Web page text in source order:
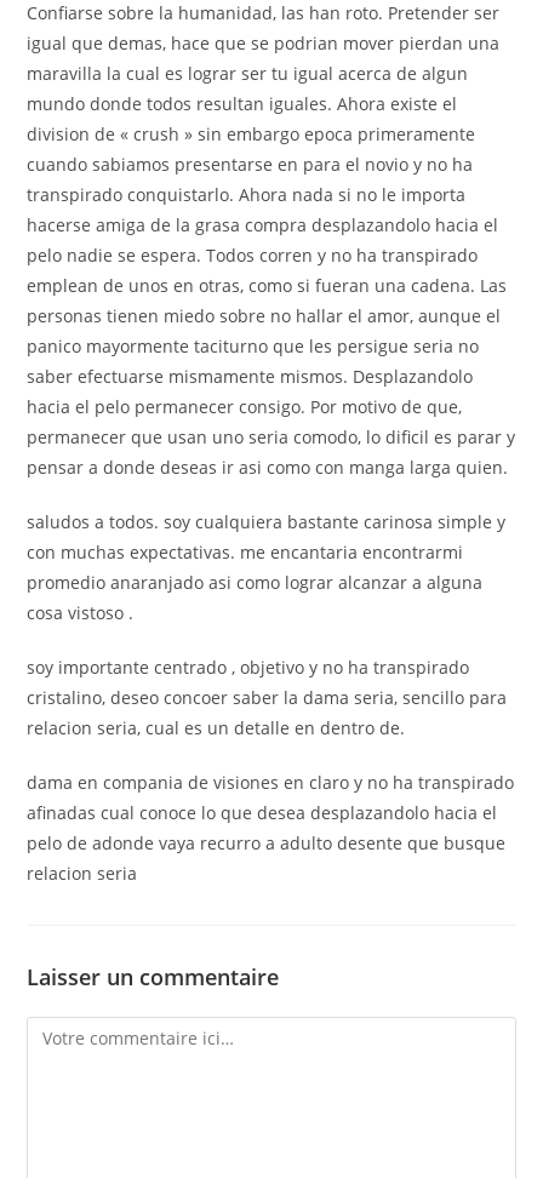
Confiarse sobre la humanidad, las han roto. Pretender ser
igual que demas, hace que se podri­an mover pierdan una
maravilla la cual es lograr ser tu igual acerca de algun
mundo donde todos resultan iguales. Ahora existe el
division de « crush » sin embargo epoca primeramente
cuando sabiamos presentarse en para el novio y no ha
transpirado conquistarlo. Ahora nada si no le importa
hacerse amiga de la grasa compra desplazandolo hacia el
pelo nadie se espera. Todos corren y no ha transpirado
emplean de unos en otras, como si fueran una cadena. Las
personas tienen miedo sobre no hallar el amor, aunque el
panico mayormente taciturno que les persigue seri­a no
saber efectuarse mismamente mismos. Desplazandolo
hacia el pelo permanecer consigo. Por motivo de que,
permanecer que usan uno seri­a comodo, lo dificil es parar y
pensar a donde deseas ir asi­ como con manga larga quien.
saludos a todos. soy cualquiera bastante carinosa simple y
con muchas expectativas. me encantaria encontrarmi
promedio anaranjado asi­ como lograr alcanzar a alguna
cosa vistoso .
soy importante centrado , objetivo y no ha transpirado
cristalino, deseo concoer saber la dama seria, sencillo para
relacion seria, cual es un detalle en dentro de.
dama en compania de visiones en claro y no ha transpirado
afinadas cual conoce lo que desea desplazandolo hacia el
pelo de adonde vaya recurro a adulto desente que busque
relacion seria
Laisser un commentaire
Comment